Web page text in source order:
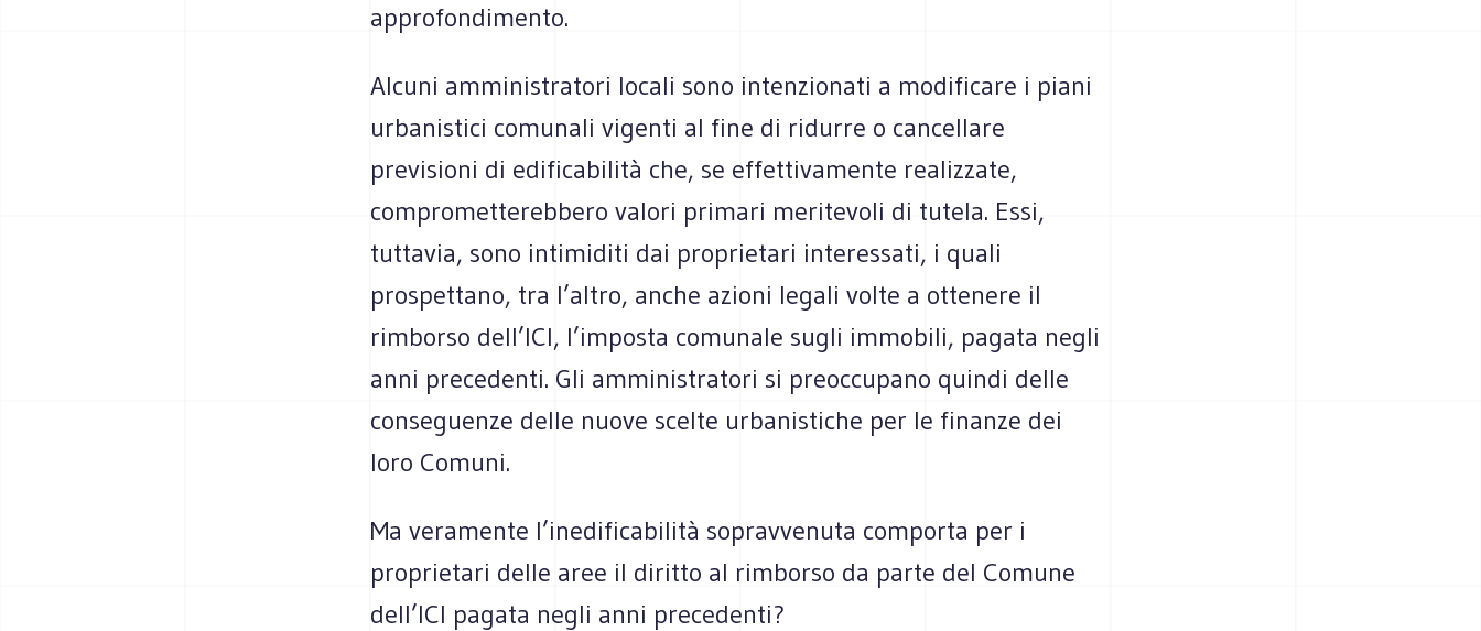
approfondimento.
Alcuni amministratori locali sono intenzionati a modificare i piani
urbanistici comunali vigenti al fine di ridurre o cancellare
previsioni di edificabilità che, se effettivamente realizzate,
comprometterebbero valori primari meritevoli di tutela. Essi,
tuttavia, sono intimiditi dai proprietari interessati, i quali
prospettano, tra l’altro, anche azioni legali volte a ottenere il
rimborso dell’ICI, l’imposta comunale sugli immobili, pagata negli
anni precedenti. Gli amministratori si preoccupano quindi delle
conseguenze delle nuove scelte urbanistiche per le finanze dei
loro Comuni.
Ma veramente l’inedificabilità sopravvenuta comporta per i
proprietari delle aree il diritto al rimborso da parte del Comune
dell’ICI pagata negli anni precedenti?